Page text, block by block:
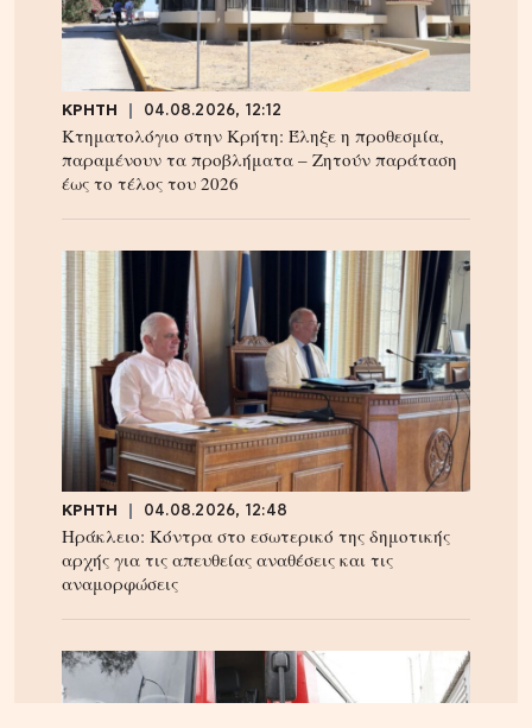
ΚΡΗΤΗ 04.08.2026, 12:12
Κτηματολόγιο στην Κρήτη: Έληξε η προθεσμία,
παραμένουν τα προβλήματα – Ζητούν παράταση
έως το τέλος του 2026
ΚΡΗΤΗ 04.08.2026, 12:48
Ηράκλειο: Κόντρα στο εσωτερικό της δημοτικής
αρχής για τις απευθείας αναθέσεις και τις
αναμορφώσεις